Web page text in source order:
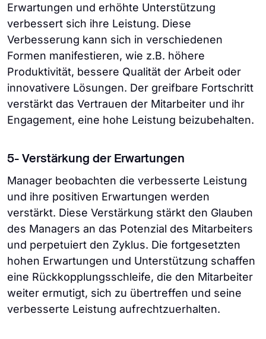
Erwartungen und erhöhte Unterstützung
verbessert sich ihre Leistung. Diese
Verbesserung kann sich in verschiedenen
Formen manifestieren, wie z.B. höhere
Produktivität, bessere Qualität der Arbeit oder
innovativere Lösungen. Der greifbare Fortschritt
verstärkt das Vertrauen der Mitarbeiter und ihr
Engagement, eine hohe Leistung beizubehalten.
5- Verstärkung der Erwartungen
Manager beobachten die verbesserte Leistung
und ihre positiven Erwartungen werden
verstärkt. Diese Verstärkung stärkt den Glauben
des Managers an das Potenzial des Mitarbeiters
und perpetuiert den Zyklus. Die fortgesetzten
hohen Erwartungen und Unterstützung schaffen
eine Rückkopplungsschleife, die den Mitarbeiter
weiter ermutigt, sich zu übertreffen und seine
verbesserte Leistung aufrechtzuerhalten.